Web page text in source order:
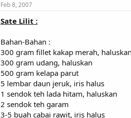
Feb 8, 2007
Sate Lilit :
Bahan-Bahan :
300 gram fillet kakap merah, haluskan
300 gram udang, haluskan
500 gram kelapa parut
5 lembar daun jeruk, iris halus
1 sendok teh lada hitam, haluskan
2 sendok teh garam
3-5 buah cabai rawit, iris halus